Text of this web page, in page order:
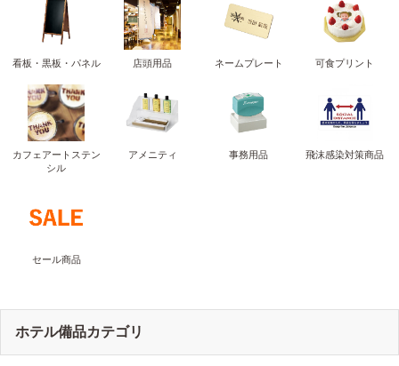
看板・黒板・パネル 店頭用品 ネームプレート 可食プリント
カフェアートステン
シル
アメニティ 事務用品 飛沫感染対策商品
セール商品
ホテル備品カテゴリ